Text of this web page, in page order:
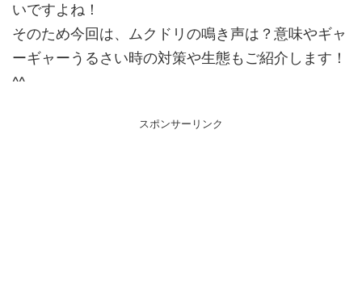
いですよね！
そのため今回は、ムクドリの鳴き声は？意味やギャ
ーギャーうるさい時の対策や生態もご紹介します！
^^
スポンサーリンク